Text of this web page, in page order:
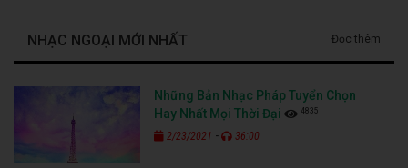
NHẠC NGOẠI MỚI NHẤT Đọc thêm
Những Bản Nhạc Pháp Tuyển Chọn
Hay Nhất Mọi Thời Đại
4835
2/23/2021 - 36:00